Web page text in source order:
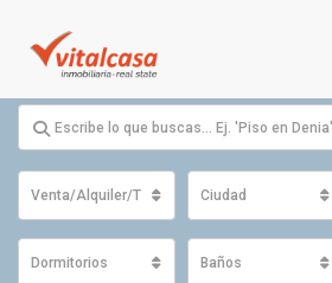
Venta/Alquiler/Traspaso Ciudad
Dormitorios Baños